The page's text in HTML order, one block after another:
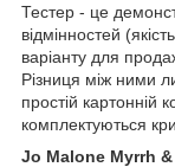
Тестер - це
відмінностей
варіанту для
Різниця між ними
простій картонній
комплектуються
Jo Malone Myrrh